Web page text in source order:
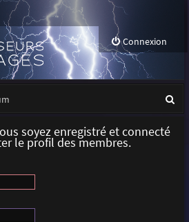
Connexion
soyez enregistré et connecté
le profil des membres.